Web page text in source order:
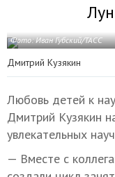
Фото: Иван Губский/ТАСС
Дмитрий Кузякин
Любовь детей к
Дмитрий Кузякин
увлекательных
— Вместе с